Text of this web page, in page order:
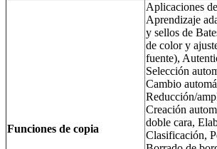
Funciones de copia
Aplicaciones
Aprendizaje
y sellos de
de color y
fuente),
Selección
Cambio
Reducción/
Creación
doble cara,
Clasificación,